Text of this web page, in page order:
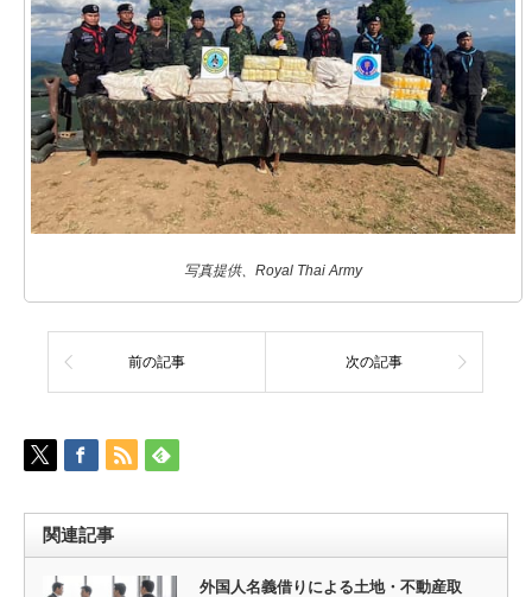
写真提供、Royal Thai Army
前の記事 次の記事
関連記事
外国人名義借りによる土地・不動産取